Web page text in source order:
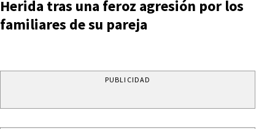
Herida tras una feroz agresión por los
familiares de su pareja
PUBLICIDAD